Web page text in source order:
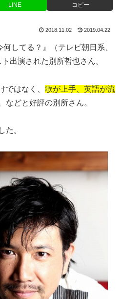
LINE コピー
2018.11.02 2019.04.22
してる？』（テレビ朝日系、
出演された別所哲也さん。
ではなく、 歌が上手、英語が流
、などと好評の別所さん。
た。